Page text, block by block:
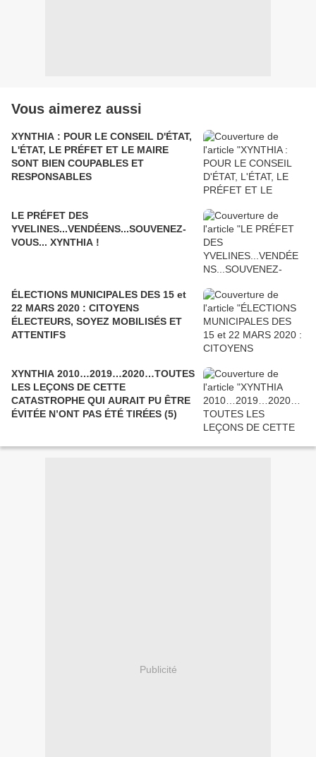
Vous aimerez aussi
XYNTHIA : POUR LE CONSEIL D'ÉTAT,
L'ÉTAT, LE PRÉFET ET LE MAIRE
SONT BIEN COUPABLES ET
RESPONSABLES
LE PRÉFET DES
YVELINES...VENDÉENS...SOUVENEZ-
VOUS... XYNTHIA !
ÉLECTIONS MUNICIPALES DES 15 et
22 MARS 2020 : CITOYENS
ÉLECTEURS, SOYEZ MOBILISÉS ET
ATTENTIFS
XYNTHIA 2010…2019…2020…TOUTES
LES LEÇONS DE CETTE
CATASTROPHE QUI AURAIT PU ÊTRE
ÉVITÉE N’ONT PAS ÉTÉ TIRÉES (5)
Publicité